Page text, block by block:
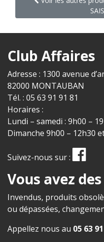
Club Affaires
Adresse : 1300 avenue
82000 MONTAUBAN
Tél. : 05 63 91 91 81
Horaires :
Lundi – samedi : 9h00 –
Dimanche 9h00 – 12h30
Suivez-nous sur :
Vous avez
Invendus, produits
ou dépassées,
Appellez nous au 05 63